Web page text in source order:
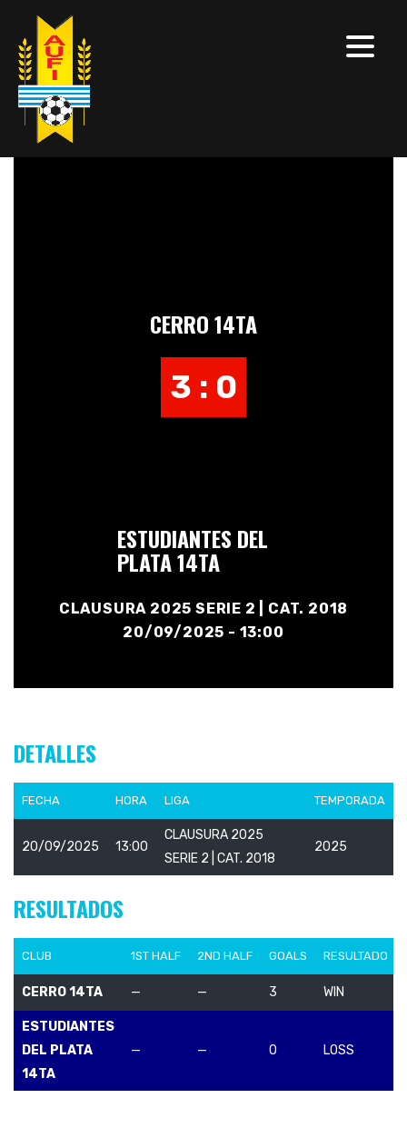
CERRO 14TA
3 : 0
ESTUDIANTES DEL
PLATA 14TA
CLAUSURA 2025 SERIE 2 | CAT. 2018
20/09/2025 - 13:00
DETALLES
FECHA HORA LIGA TEMPORADA
20/09/2025 13:00
CLAUSURA 2025
SERIE 2 | CAT. 2018
2025
RESULTADOS
CLUB 1ST HALF 2ND HALF GOALS RESULTADO
CERRO 14TA — — 3 WIN
ESTUDIANTES
DEL PLATA
14TA
— — 0 LOSS